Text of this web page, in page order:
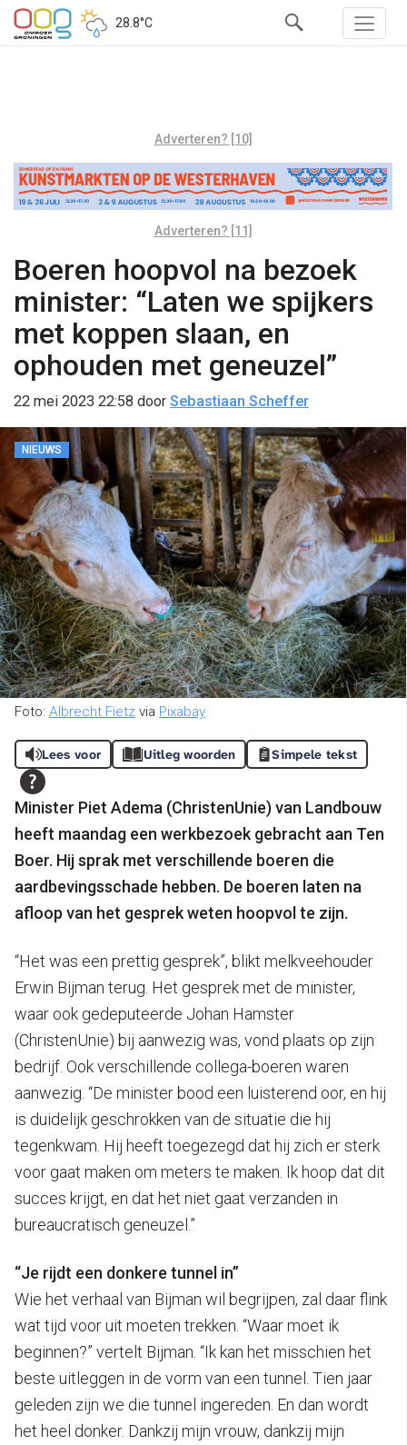
28.8°C
Adverteren? [10]
Adverteren? [11]
Boeren hoopvol na bezoek
minister: “Laten we spijkers
met koppen slaan, en
ophouden met geneuzel”
22 mei 2023 22:58 door Sebastiaan Scheffer
NIEUWS
Foto: Albrecht Fietz via Pixabay
Lees voor Uitleg woorden Simpele tekst
Minister Piet Adema (ChristenUnie) van Landbouw
heeft maandag een werkbezoek gebracht aan Ten
Boer. Hij sprak met verschillende boeren die
aardbevingsschade hebben. De boeren laten na
afloop van het gesprek weten hoopvol te zijn.
“Het was een prettig gesprek”, blikt melkveehouder
Erwin Bijman terug. Het gesprek met de minister,
waar ook gedeputeerde Johan Hamster
(ChristenUnie) bij aanwezig was, vond plaats op zijn
bedrijf. Ook verschillende collega-boeren waren
aanwezig. “De minister bood een luisterend oor, en hij
is duidelijk geschrokken van de situatie die hij
tegenkwam. Hij heeft toegezegd dat hij zich er sterk
voor gaat maken om meters te maken. Ik hoop dat dit
succes krijgt, en dat het niet gaat verzanden in
bureaucratisch geneuzel.”
“Je rijdt een donkere tunnel in”
Wie het verhaal van Bijman wil begrijpen, zal daar flink
wat tijd voor uit moeten trekken. “Waar moet ik
beginnen?” vertelt Bijman. “Ik kan het misschien het
beste uitleggen in de vorm van een tunnel. Tien jaar
geleden zijn we die tunnel ingereden. En dan wordt
het heel donker. Dankzij mijn vrouw, dankzij mijn